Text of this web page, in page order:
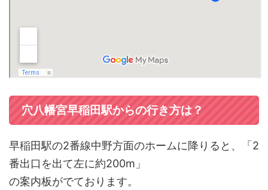
穴八幡宮早稲田駅からの行き方は？
早稲田駅の2番線中野方面のホームに降りると、「2
番出口を出て左に約200m」
の案内板がでております。